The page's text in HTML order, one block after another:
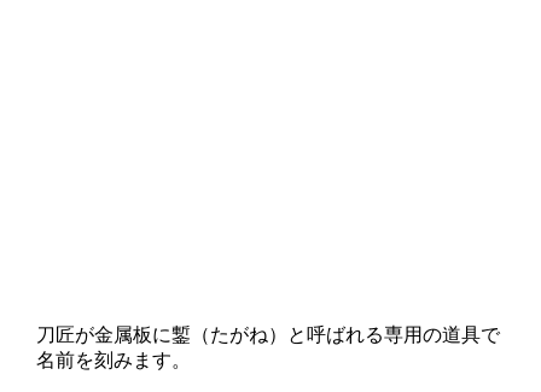
刀匠が金属板に鏨（たがね）と呼ばれる専用の道具で
名前を刻みます。